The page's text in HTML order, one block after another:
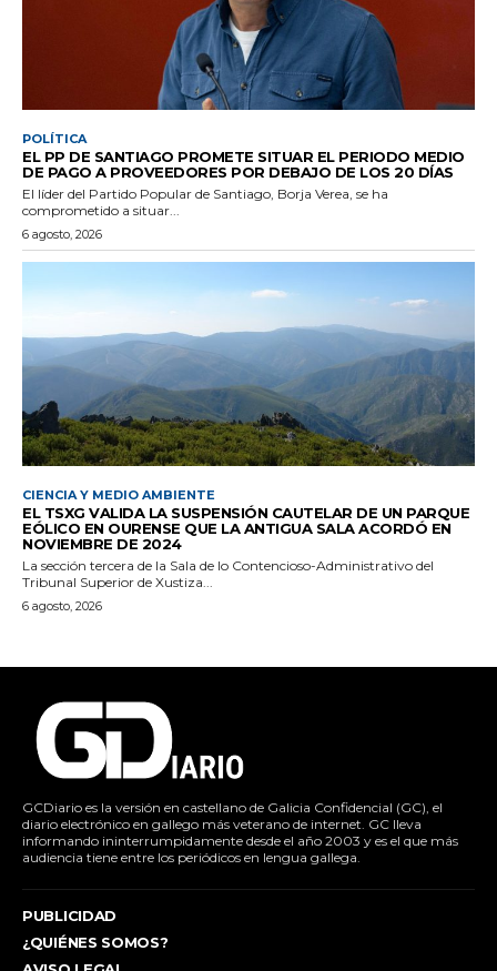
POLÍTICA
EL PP DE SANTIAGO PROMETE SITUAR EL PERIODO MEDIO
DE PAGO A PROVEEDORES POR DEBAJO DE LOS 20 DÍAS
El líder del Partido Popular de Santiago, Borja Verea, se ha
comprometido a situar...
6 agosto, 2026
CIENCIA Y MEDIO AMBIENTE
EL TSXG VALIDA LA SUSPENSIÓN CAUTELAR DE UN PARQUE
EÓLICO EN OURENSE QUE LA ANTIGUA SALA ACORDÓ EN
NOVIEMBRE DE 2024
La sección tercera de la Sala de lo Contencioso-Administrativo del
Tribunal Superior de Xustiza...
6 agosto, 2026
GCDiario es la versión en castellano de Galicia Confidencial (GC), el
diario electrónico en gallego más veterano de internet. GC lleva
informando ininterrumpidamente desde el año 2003 y es el que más
audiencia tiene entre los periódicos en lengua gallega.
PUBLICIDAD
¿QUIÉNES SOMOS?